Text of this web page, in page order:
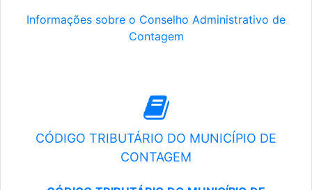
Informações sobre o Conselho Administrativo de
Contagem
CÓDIGO TRIBUTÁRIO DO MUNICÍPIO DE
CONTAGEM